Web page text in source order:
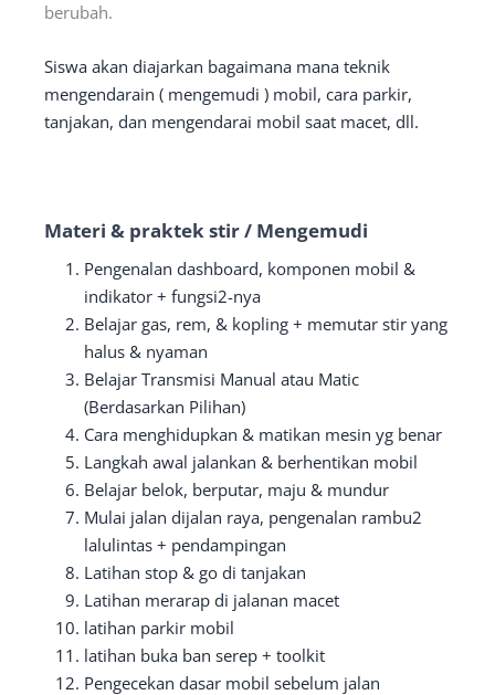
berubah.
Siswa akan diajarkan bagaimana mana teknik
mengendarain ( mengemudi ) mobil, cara parkir,
tanjakan, dan mengendarai mobil saat macet, dll.
Materi & praktek stir / Mengemudi
Pengenalan dashboard, komponen mobil &
indikator + fungsi2-nya
Belajar gas, rem, & kopling + memutar stir yang
halus & nyaman
Belajar Transmisi Manual atau Matic
(Berdasarkan Pilihan)
Cara menghidupkan & matikan mesin yg benar
Langkah awal jalankan & berhentikan mobil
Belajar belok, berputar, maju & mundur
Mulai jalan dijalan raya, pengenalan rambu2
lalulintas + pendampingan
Latihan stop & go di tanjakan
Latihan merarap di jalanan macet
latihan parkir mobil
latihan buka ban serep + toolkit
Pengecekan dasar mobil sebelum jalan